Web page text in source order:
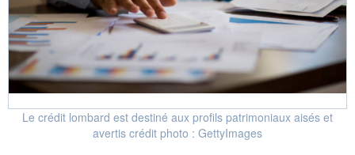
Le crédit lombard est destiné aux profils patrimoniaux aisés et
avertis crédit photo : GettyImages